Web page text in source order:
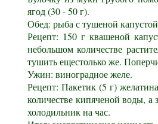
ягод (30 - 50 г).
Обед: рыба с тушеной
Рецепт: 150 г квашеной
небольшом количестве
тушить ещестолько же.
Ужин: виноградное желе.
Рецепт: Пакетик (5 г)
количестве кипяченой воды, а
холодильник на час.